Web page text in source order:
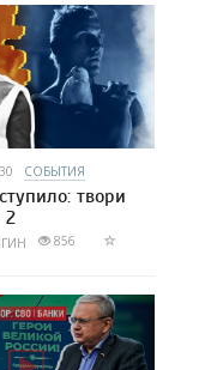
СОБЫТИЯ
твори
2
856